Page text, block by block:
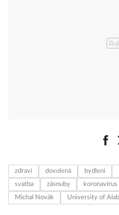
zdraví dovolená bydlení
svatba
zásnuby koronavirus
Michal Novák
University of